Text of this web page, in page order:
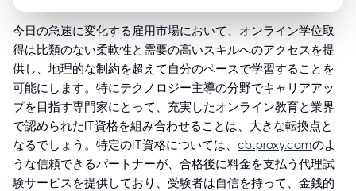
今日の急速に変化する雇用市場において、オンライン学位取
得は比類のない柔軟性と需要の高いスキルへのアクセスを提
供し、地理的な制約を超えて自分のペースで学習することを
可能にします。特にテクノロジー主導の分野でキャリアアッ
プを目指す専門家にとって、充実したオンライン教育と業界
で認められたIT資格を組み合わせることは、大きな転換点と
なるでしょう。特定のIT資格については、 cbtproxy.comのよ
うな信頼できるパートナーが、合格後に料金を支払う代理試
験サービスを提供しており、受験者は自信を持って、金銭的